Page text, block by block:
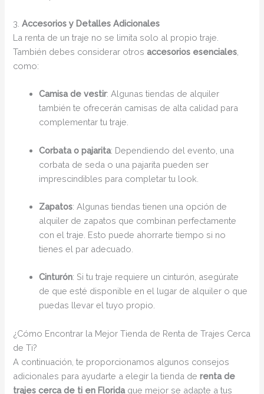
3.Accesorios y Detalles Adicionales
La renta de un traje no se limita solo al propio traje.
También debes considerar otrosaccesorios esenciales
como:
Camisa de vestir: Algunas tiendas de alquiler
también te ofrecerán camisas de alta calidad para
complementar tu traje.
Corbata o pajarita: Dependiendo del evento, una
corbata de seda o una pajarita pueden ser
imprescindibles para completar tu look.
Zapatos: Algunas tiendas tienen una opción de
alquiler de zapatos que combinan perfectamente
con el traje. Esto puede ahorrarte tiempo si no
tienes el par adecuado.
Cinturón: Si tu traje requiere un cinturón, asegúrate
de que esté disponible en el lugar de alquiler o que
puedas llevar el tuyo propio.
¿Cómo Encontrar la Mejor Tienda de Renta de Trajes Cerca
de Ti?
A continuación, te proporcionamos algunos consejos
adicionales para ayudarte a elegir la tienda derenta de
trajes cerca de ti en Floridaque mejor se adapte a tus